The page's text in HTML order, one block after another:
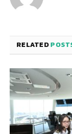
RELATED